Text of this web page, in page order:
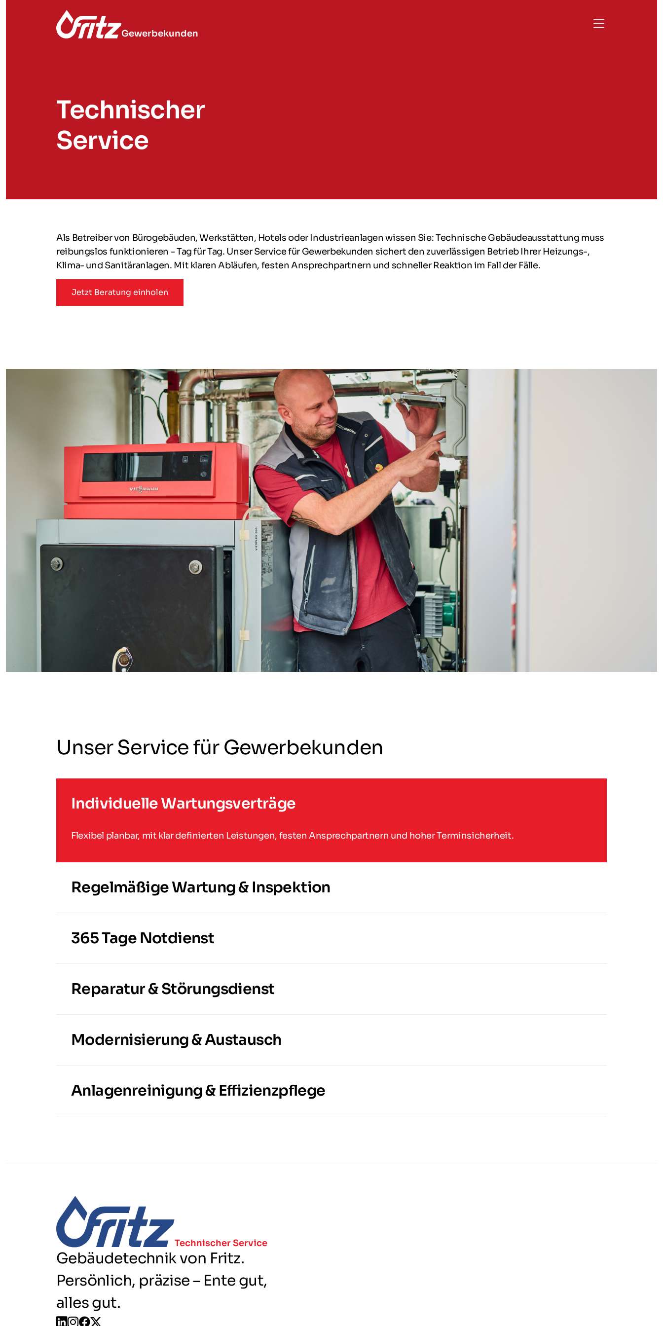
Gewerbekunden
Technischer
Service
Als Betreiber von Bürogebäuden, Werkstätten, Hotels oder Industrieanlagen wissen Sie: Technische Gebäudeausstattung muss
reibungslos funktionieren - Tag für Tag. Unser Service für Gewerbekunden sichert den zuverlässigen Betrieb Ihrer Heizungs-,
Klima- und Sanitäranlagen. Mit klaren Abläufen, festen Ansprechpartnern und schneller Reaktion im Fall der Fälle.
Jetzt Beratung einholen
Unser Service für Gewerbekunden
Individuelle Wartungsverträge
Flexibel planbar, mit klar definierten Leistungen, festen Ansprechpartnern und hoher Terminsicherheit.
Regelmäßige Wartung & Inspektion
365 Tage Notdienst
Reparatur & Störungsdienst
Modernisierung & Austausch
Anlagenreinigung & Effizienzpflege
Technischer Service
Gebäudetechnik von Fritz.
Persönlich, präzise – Ente gut,
alles gut.